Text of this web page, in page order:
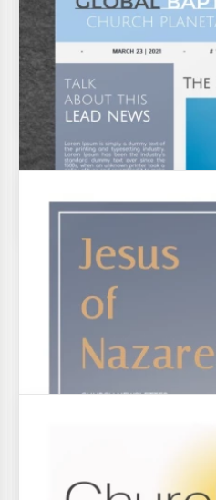
Kirchen-
Vorlage
Leichter, lakonischer
Newsletter
Der Light Laconic Kirchen-
verfügt über ein modernes
Mittelpunkt steht.